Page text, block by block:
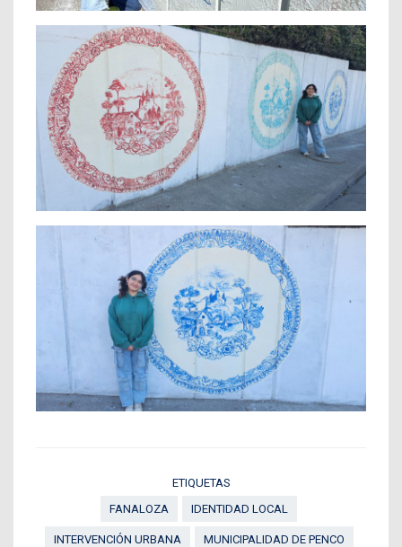
ETIQUETAS
FANALOZA
IDENTIDAD LOCAL
INTERVENCIÓN URBANA MUNICIPALIDAD DE PENCO